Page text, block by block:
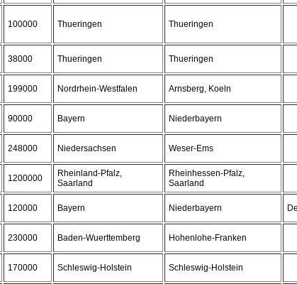
100000 Thueringen Thueringen
38000 Thueringen Thueringen
199000 Nordrhein-Westfalen Arnsberg, Koeln
90000 Bayern Niederbayern
248000 Niedersachsen Weser-Ems
1200000
Rheinland-Pfalz,
Saarland
Rheinhessen-Pfalz,
Saarland
120000 Bayern Niederbayern
230000 Baden-Wuerttemberg Hohenlohe-Franken
170000 Schleswig-Holstein Schleswig-Holstein